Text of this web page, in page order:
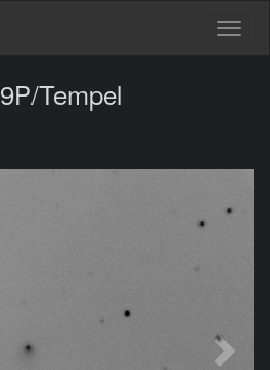
9P/Tempel